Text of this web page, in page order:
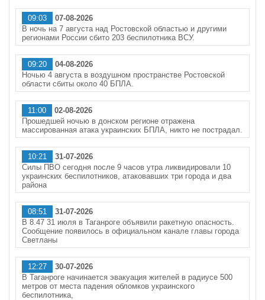
09:03
07-08-2026
В ночь на 7 августа над Ростовской областью и другими
регионами России сбито 203 беспилотника ВСУ.
09:20
04-08-2026
Ночью 4 августа в воздушном пространстве Ростовской
области сбиты около 40 БПЛА.
11:00
02-08-2026
Прошедшей ночью в донском регионе отражена
массированная атака украинских БПЛА, никто не пострадал.
10:21
31-07-2026
Силы ПВО сегодня после 9 часов утра ликвидировали 10
украинских беспилотников, атаковавших три города и два
района
08:51
31-07-2026
В 8.47 31 июля в Таганроге объявили ракетную опасность.
Сообщение появилось в официальном канале главы города
Светланы
12:27
30-07-2026
В Таганроге начинается эвакуация жителей в радиусе 500
метров от места падения обломков украинского
беспилотника,